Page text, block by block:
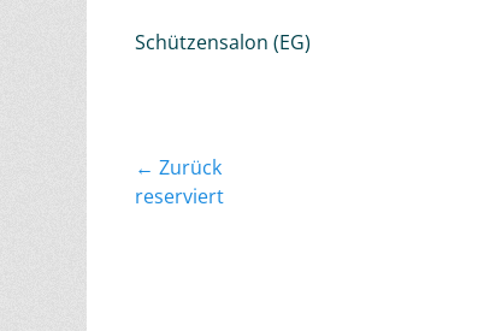
Schützensalon (EG)
Beitragsnavigation
← Zurück
Vorheriger
reserviert